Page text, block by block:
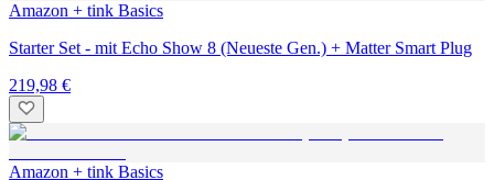
Amazon + tink Basics
Starter Set - mit Echo Show 8 (Neueste Gen.) + Matter Smart Plug
219,98 €
Amazon + tink Basics